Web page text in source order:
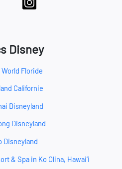
Disney
Floride
Californie
Disneyland
Disneyland
Disneyland
& Spa in Ko Olina, Hawai‘i